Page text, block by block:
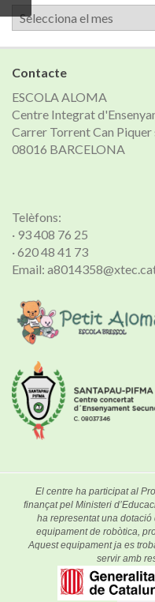
Arxiu
de
notícies
Contacte
ESCOLA ALOMA
Centre Integrat
Carrer Torrent Can Piquer
08016 BARCELONA
Telèfons:
· 93 408 76 25
· 620 48 41 73
Email:
El centre ha participat al
finançat pel Ministeri
ha representat una dotació
equipament de robòtica,
Aquest equipament ja es
servir amb